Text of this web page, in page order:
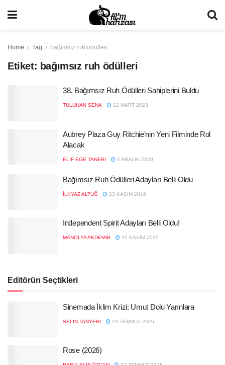
Home Tag bağımsız ruh ödülleri
Etiket: bağımsız ruh ödülleri
38. Bağımsız Ruh Ödülleri Sahiplerini Buldu
TULUHAN SENA 12 MART 2023
Aubrey Plaza Guy Ritchie’nin Yeni Filminde Rol
Alacak
ELIF EGE TANERI 6 ARALIK 2020
Bağımsız Ruh Ödülleri Adayları Belli Oldu
İLKYAZ ALTUĞ 23 KASIM 2016
Independent Spirit Adayları Belli Oldu!
MANOLYA AKDEMIR 25 KASIM 2015
Editörün Seçtikleri
Sinemada İklim Krizi: Umut Dolu Yarınlara
SELIN TANYERI 29 TEMMUZ 2026
Rose (2026)